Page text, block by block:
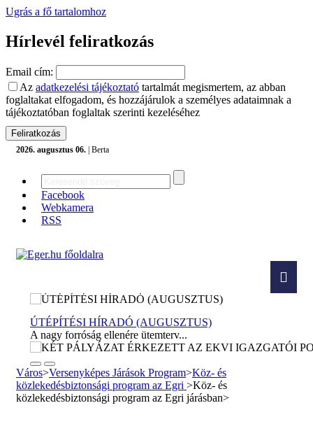
Ugrás a fő tartalomhoz
Hírlevél feliratkozás
Email cím:
Az adatkezelési tájékoztató tartalmát megismertem, az abban
foglaltakat elfogadom, és hozzájárulok a személyes adataimnak a
tájékoztatóban foglaltak szerinti kezeléséhez
2026. augusztus 06. | Berta
Facebook
Webkamera
RSS
ÚTÉPÍTÉSI HÍRADÓ (AUGUSZTUS)
A nagy forróság ellenére ütemterv...
KÉT PÁLYÁZAT ÉRKEZETT AZ EKVI...
Lezárult az Egri Közszolgáltatások...
Város>Versenyképes Járások Program>Köz- és
közlekedésbiztonsági program az Egri >Köz- és
közlekedésbiztonsági program az Egri járásban>